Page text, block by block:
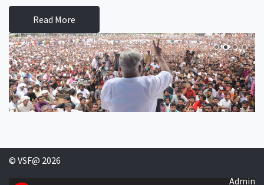
Read More
© VSF@ 2026
Admin